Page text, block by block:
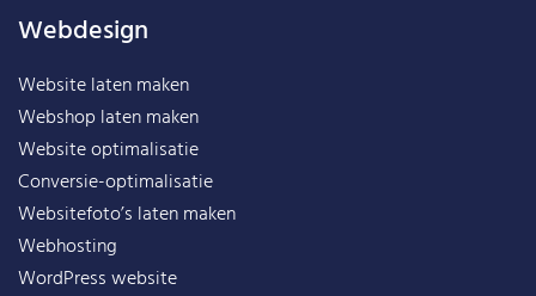
Webdesign
Website laten maken
Webshop laten maken
Website optimalisatie
Conversie-optimalisatie
Websitefoto’s laten maken
Webhosting
WordPress website